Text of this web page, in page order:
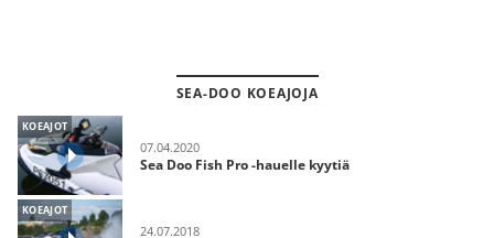
SEA-DOO KOEAJOJA
KOEAJOT
07.04.2020
Sea Doo Fish Pro -hauelle kyytiä
KOEAJOT
24.07.2018